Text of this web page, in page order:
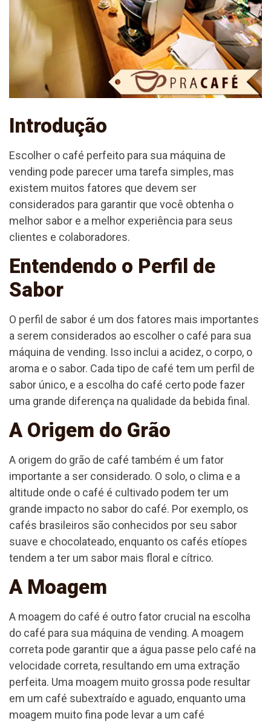
Introdução
Escolher o café perfeito para sua máquina de
vending pode parecer uma tarefa simples, mas
existem muitos fatores que devem ser
considerados para garantir que você obtenha o
melhor sabor e a melhor experiência para seus
clientes e colaboradores.
Entendendo o Perfil de
Sabor
O perfil de sabor é um dos fatores mais importantes
a serem considerados ao escolher o café para sua
máquina de vending. Isso inclui a acidez, o corpo, o
aroma e o sabor. Cada tipo de café tem um perfil de
sabor único, e a escolha do café certo pode fazer
uma grande diferença na qualidade da bebida final.
A Origem do Grão
A origem do grão de café também é um fator
importante a ser considerado. O solo, o clima e a
altitude onde o café é cultivado podem ter um
grande impacto no sabor do café. Por exemplo, os
cafés brasileiros são conhecidos por seu sabor
suave e chocolateado, enquanto os cafés etíopes
tendem a ter um sabor mais floral e cítrico.
A Moagem
A moagem do café é outro fator crucial na escolha
do café para sua máquina de vending. A moagem
correta pode garantir que a água passe pelo café na
velocidade correta, resultando em uma extração
perfeita. Uma moagem muito grossa pode resultar
em um café subextraído e aguado, enquanto uma
moagem muito fina pode levar a um café